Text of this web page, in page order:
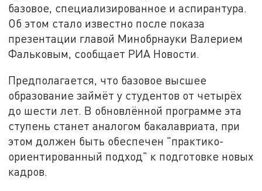
базовое, специализированное и аспирантура.
Об этом стало известно после показа
презентации главой Минобрнауки Валерием
Фальковым, сообщает РИА Новости.
Предполагается, что базовое высшее
образование займёт у студентов от четырёх
до шести лет. В обновлённой программе эта
ступень станет аналогом бакалавриата, при
этом должен быть обеспечен "практико-
ориентированный подход" к подготовке новых
кадров.